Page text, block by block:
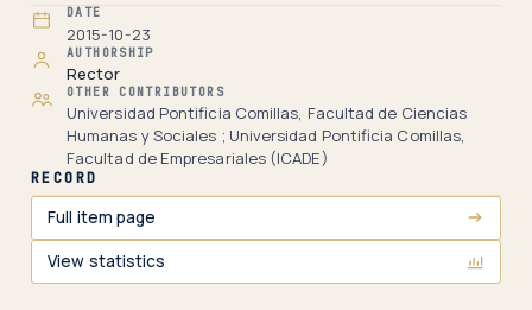
DATE
2015-10-23
AUTHORSHIP
Rector
OTHER CONTRIBUTORS
Universidad Pontificia Comillas, Facultad de Ciencias
Humanas y Sociales ; Universidad Pontificia Comillas,
Facultad de Empresariales (ICADE)
RECORD
Full item page
View statistics